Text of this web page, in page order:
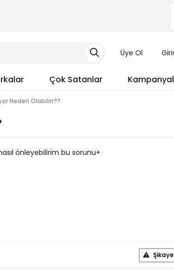
Üye Ol
Çok Satanlar
Neden Olabilirr??
önleyebilirim bu sorunu+